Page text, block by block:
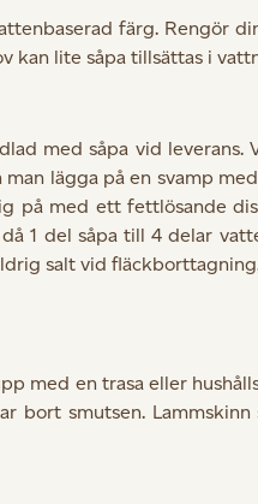
färg. Rengör
kan lite såpa tillsättas i
med såpa vid leverans.
lägga på en svamp
på med ett fettlösande
1 del såpa till 4 delar
salt vid
med en trasa eller
smutsen. Lammskinn